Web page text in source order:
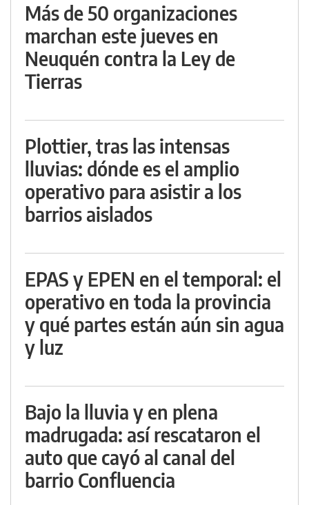
Más de 50 organizaciones
marchan este jueves en
Neuquén contra la Ley de
Tierras
Plottier, tras las intensas
lluvias: dónde es el amplio
operativo para asistir a los
barrios aislados
EPAS y EPEN en el temporal: el
operativo en toda la provincia
y qué partes están aún sin agua
y luz
Bajo la lluvia y en plena
madrugada: así rescataron el
auto que cayó al canal del
barrio Confluencia